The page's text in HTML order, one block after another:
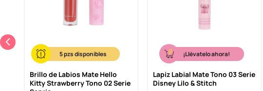
5
Brillo de Labios Mate Hello
Kitty Strawberry Tono 02 Serie
¡Llévatelo ahora!
Lapiz Labial Mate Tono 03 Serie
Disney Lilo & Stitch